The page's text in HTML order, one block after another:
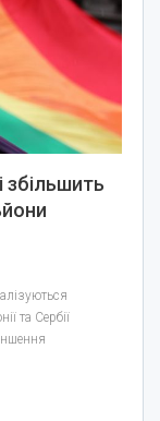
збільшить
та Сербії